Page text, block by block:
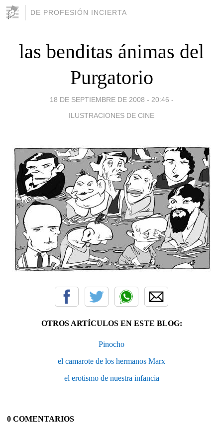
DE PROFESIÓN INCIERTA
las benditas ánimas del
Purgatorio
18 DE SEPTIEMBRE DE 2008 - 20:46 -
ILUSTRACIONES DE CINE
OTROS ARTÍCULOS EN ESTE BLOG:
Pinocho
el camarote de los hermanos Marx
el erotismo de nuestra infancia
0 COMENTARIOS